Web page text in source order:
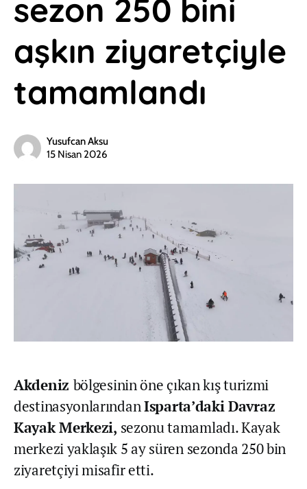
sezon 250 bini
aşkın ziyaretçiyle
tamamlandı
Yusufcan Aksu
15 Nisan 2026
Akdeniz bölgesinin öne çıkan kış turizmi
destinasyonlarındanIsparta’daki Davraz
Kayak Merkezi, sezonu tamamladı. Kayak
merkezi yaklaşık 5 ay süren sezonda 250 bin
ziyaretçiyi misafir etti.